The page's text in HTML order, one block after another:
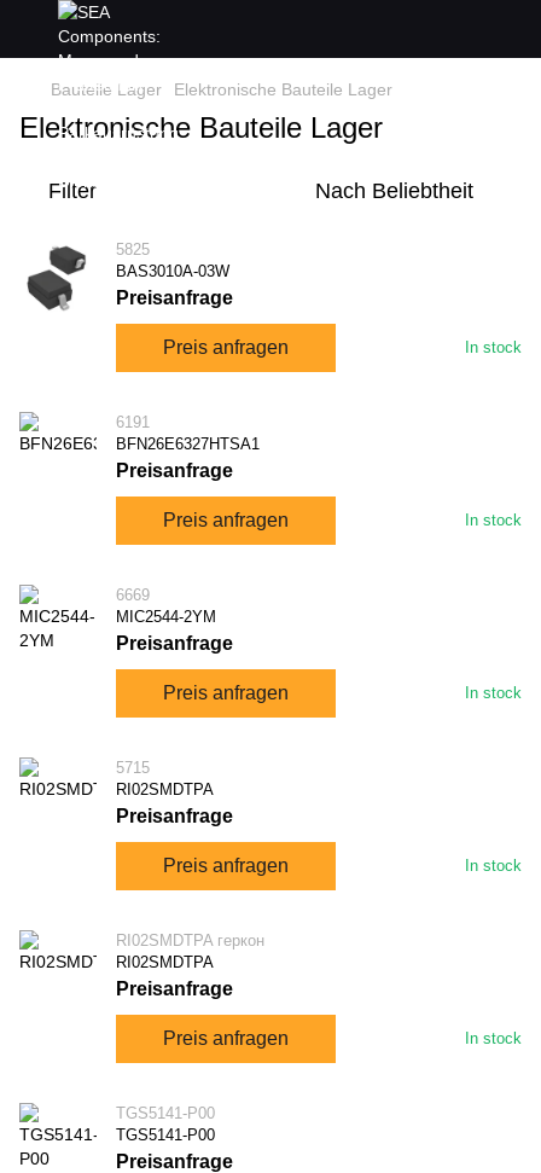
Bauteile Lager Elektronische Bauteile Lager
Elektronische Bauteile Lager
Filter Nach Beliebtheit
5825
BAS3010A-03W
In stock
Preisanfrage
Preis anfragen
6191
BFN26E6327HTSA1
In stock
Preisanfrage
Preis anfragen
6669
MIC2544-2YM
In stock
Preisanfrage
Preis anfragen
5715
RI02SMDTPA
In stock
Preisanfrage
Preis anfragen
RI02SMDTPA геркон
RI02SMDTPA
In stock
Preisanfrage
Preis anfragen
TGS5141-P00
TGS5141-P00
Preisanfrage